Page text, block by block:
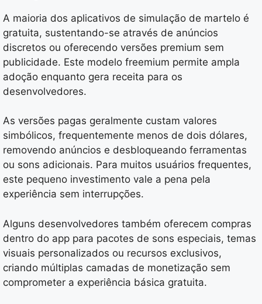
A maioria dos aplicativos de simulação de martelo é
gratuita, sustentando-se através de anúncios
discretos ou oferecendo versões premium sem
publicidade. Este modelo freemium permite ampla
adoção enquanto gera receita para os
desenvolvedores.
As versões pagas geralmente custam valores
simbólicos, frequentemente menos de dois dólares,
removendo anúncios e desbloqueando ferramentas
ou sons adicionais. Para muitos usuários frequentes,
este pequeno investimento vale a pena pela
experiência sem interrupções.
Alguns desenvolvedores também oferecem compras
dentro do app para pacotes de sons especiais, temas
visuais personalizados ou recursos exclusivos,
criando múltiplas camadas de monetização sem
comprometer a experiência básica gratuita.